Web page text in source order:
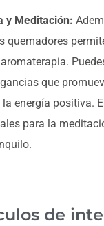
y Meditación:
quemadores
que
energía positiva.
para la
de